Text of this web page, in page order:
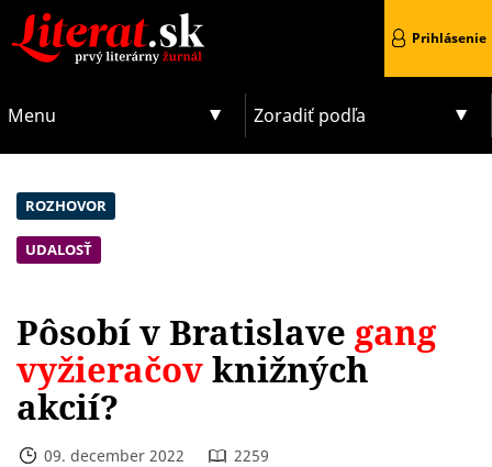
Menu Zoradiť podľa
Prihlásenie
ROZHOVOR
UDALOSŤ
Pôsobí v Bratislave gang
vyžieračovknižných
akcií?
09. december 2022
2259